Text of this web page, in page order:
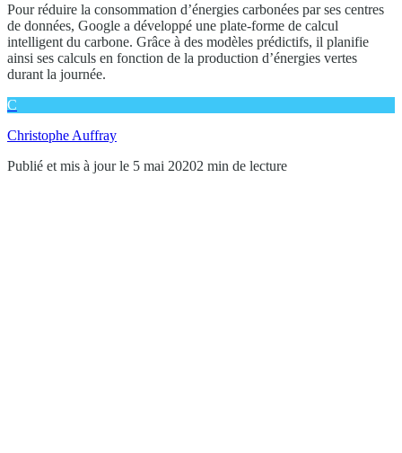
Pour réduire la consommation d’énergies carbonées par ses centres
de données, Google a développé une plate-forme de calcul
intelligent du carbone. Grâce à des modèles prédictifs, il planifie
ainsi ses calculs en fonction de la production d’énergies vertes
durant la journée.
C
Christophe Auffray
Publié et mis à jour le 5 mai 20202 min de lecture